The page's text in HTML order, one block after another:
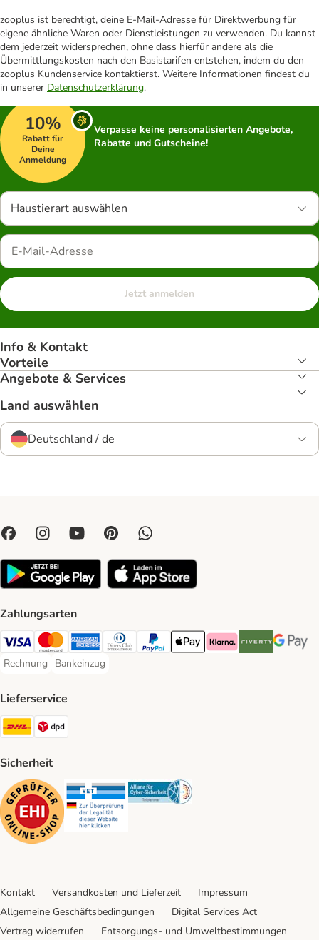
zooplus ist berechtigt, deine E-Mail-Adresse für Direktwerbung für
eigene ähnliche Waren oder Dienstleistungen zu verwenden. Du kannst
dem jederzeit widersprechen, ohne dass hierfür andere als die
Übermittlungskosten nach den Basistarifen entstehen, indem du den
zooplus Kundenservice kontaktierst. Weitere Informationen findest du
in unserer Datenschutzerklärung.
10%
Rabatt für
Deine
Anmeldung
Verpasse keine personalisierten Angebote,
Rabatte und Gutscheine!
Haustierart auswählen
Jetzt anmelden
Info & Kontakt
Vorteile
Angebote & Services
Land auswählen
Deutschland / de
Zahlungsarten
Visa Payment Method
Mastercard Payment Method
American Express Payment Method
Diners Club Payment Method
PayPal Payment Method
Apple Pay Payment Method
Klarna Payment Method
Riverty Payment
Google
Rechnung
Rechnung Payment Method
Bankeinzug
Bankeinzug Payment Method
Lieferservice
DHL Shipping Method
Sicherheit
Security Security Security
Kontakt Versandkosten und Lieferzeit
Impressum
Allgemeine Geschäftsbedingungen
Digital Services Act
Vertrag widerrufen
Entsorgungs- und Umweltbestimmungen